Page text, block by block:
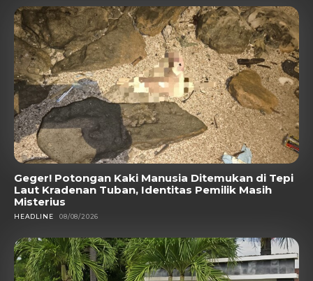
Geger! Potongan Kaki Manusia Ditemukan di Tepi
Laut Kradenan Tuban, Identitas Pemilik Masih
Misterius
HEADLINE 08/08/2026